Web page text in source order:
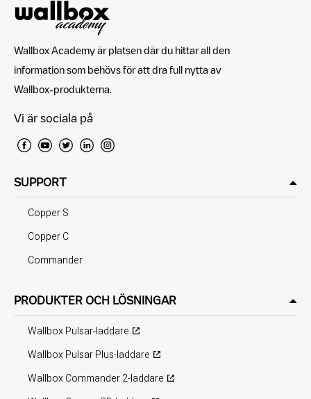
Wallbox Academy är platsen där du hittar all den
information som behövs för att dra full nytta av
Wallbox-produkterna.
Vi är sociala på
SUPPORT
Copper S
Copper C
Commander
PRODUKTER OCH LÖSNINGAR
Wallbox Pulsar-laddare
Wallbox Pulsar Plus-laddare
Wallbox Commander 2-laddare